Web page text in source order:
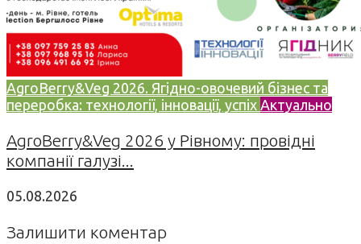
AgroBerry&Veg 2026. Ягідно-овочевий бізнес та
переробка: технології, інновації, успіх Актуально
AgroBerry&Veg 2026 у Рівному: провідні
компанії галузі...
05.08.2026
Залишити коментар